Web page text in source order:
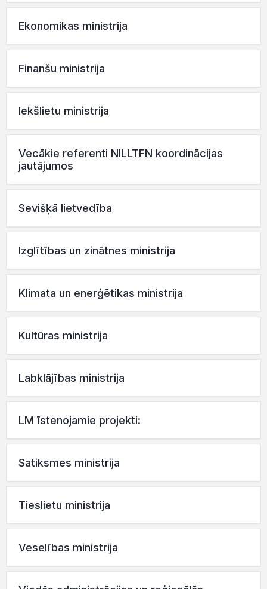
Ekonomikas ministrija
Finanšu ministrija
Iekšlietu ministrija
Vecākie referenti NILLTFN koordinācijas
jautājumos
Sevišķā lietvedība
Izglītības un zinātnes ministrija
Klimata un enerģētikas ministrija
Kultūras ministrija
Labklājības ministrija
LM īstenojamie projekti:
Satiksmes ministrija
Tieslietu ministrija
Veselības ministrija